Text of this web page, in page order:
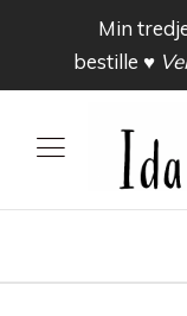
Min
bestille ♥